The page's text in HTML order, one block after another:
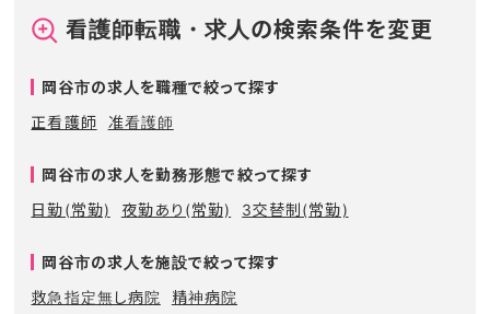
看護師転職・求人の検索条件を変更
岡谷市の求人を職種で絞って探す
正看護師
准看護師
岡谷市の求人を勤務形態で絞って探す
日勤(常勤)
夜勤あり(常勤) 3交替制(常勤)
岡谷市の求人を施設で絞って探す
救急指定無し病院
精神病院